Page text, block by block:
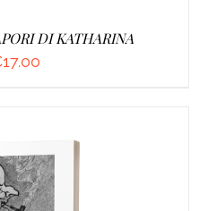
DI KATHARINA
17.00